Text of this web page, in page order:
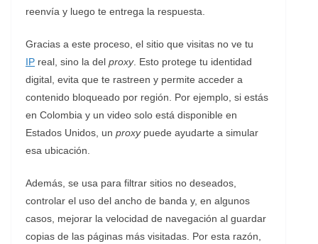
reenvía y luego te entrega la respuesta.
Gracias a este proceso, el sitio que visitas no ve tu
IP real, sino la del proxy. Esto protege tu identidad
digital, evita que te rastreen y permite acceder a
contenido bloqueado por región. Por ejemplo, si estás
en Colombia y un video solo está disponible en
Estados Unidos, un proxypuede ayudarte a simular
esa ubicación.
Además, se usa para filtrar sitios no deseados,
controlar el uso del ancho de banda y, en algunos
casos, mejorar la velocidad de navegación al guardar
copias de las páginas más visitadas. Por esta razón,